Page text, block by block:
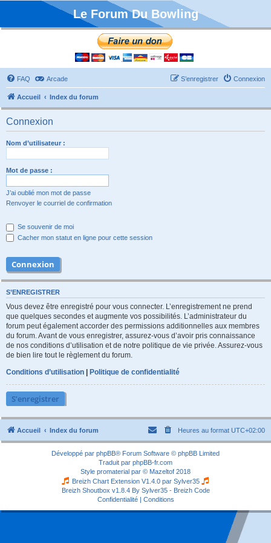
Le Forum Du Bowling
FAQ Arcade Connexion
S’enregistrer
Accueil Index du forum
Connexion
Nom d’utilisateur :
Mot de passe :
J’ai oublié mon mot de passe
Renvoyer le courriel de confirmation
Se souvenir de moi
Cacher mon statut en ligne pour cette session
S’ENREGISTRER
Vous devez être enregistré pour vous connecter. L’enregistrement ne prend
que quelques secondes et augmente vos possibilités. L’administrateur du
forum peut également accorder des permissions additionnelles aux membres
du forum. Avant de vous enregistrer, assurez-vous d’avoir pris connaissance
de nos conditions d’utilisation et de notre politique de vie privée. Assurez-vous
de bien lire tout le règlement du forum.
Conditions d’utilisation | Politique de confidentialité
S’enregistrer
Accueil Index du forum Heures au format UTC+02:00
Développé par phpBB® Forum Software © phpBB Limited
Traduit par phpBB-fr.com
Style promaterial par © Mazeltof 2018
Breizh Chart Extension V1.4.0 par Sylver35
Breizh Shoutbox v1.8.4 By Sylver35 - Breizh Code
Confidentialité| Conditions